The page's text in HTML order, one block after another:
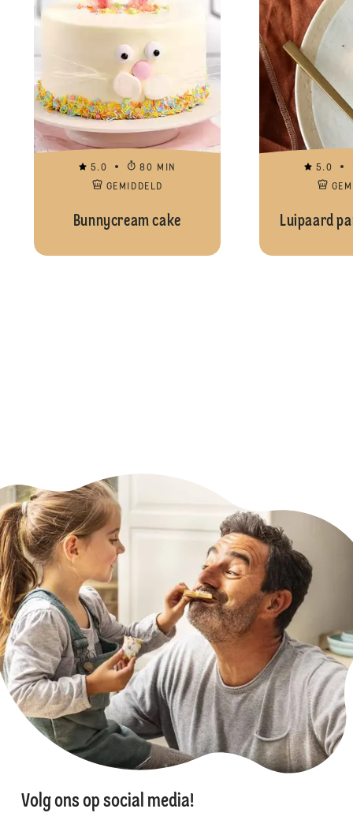
5.0
80 MIN
GEMIDDELD
Bunnycream cake
5.0
Luipaard
Volg ons op social media!